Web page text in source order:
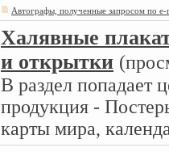
Автографы, полученные запросом по e-
Халявные
и открытки
В раздел попадает
продукция -
карты мира,